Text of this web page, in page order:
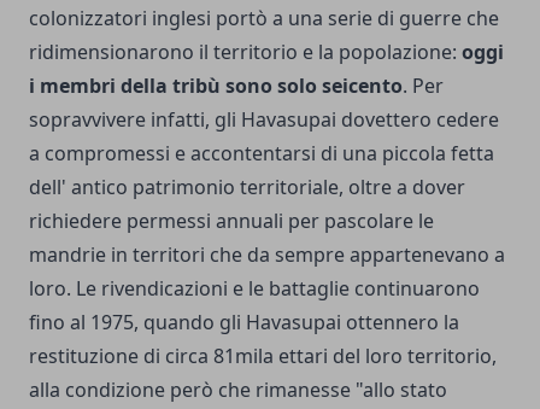
colonizzatori inglesi por­tò a una serie di guerre che
ridimensionarono il territorio e la popolazione: oggi
i membri della tribù sono solo seicento. Per
sopravvivere infatti, gli Havasupai dovettero cedere
a compromessi e accontentarsi di una piccola fetta
dell' antico patrimonio territoriale, oltre a dover
richiedere permessi annuali per pascolare le
mandrie in territori che da sempre appartenevano a
loro. Le rivendicazioni e le batta­glie continuarono
fino al 1975, quando gli Havasupai ottennero la
restituzione di circa 81mila ettari del loro territorio,
alla condizione però che rimanesse "allo stato